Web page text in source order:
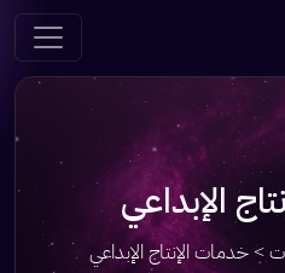
الإبداعي
> خدمات الإنتاج الإبداعي